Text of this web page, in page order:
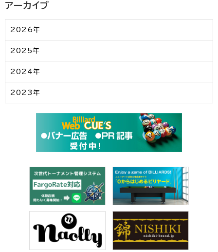
アーカイブ
2026年
2025年
2024年
2023年